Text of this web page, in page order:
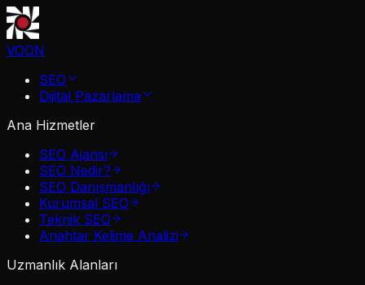
VOON
SEO
Dijital Pazarlama
Ana Hizmetler
SEO Ajansı
SEO Nedir?
SEO Danışmanlığı
Kurumsal SEO
Teknik SEO
Anahtar Kelime Analizi
Uzmanlık Alanları